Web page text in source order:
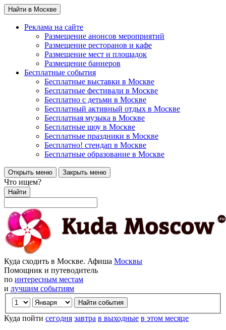
Найти в Москве
Реклама на сайте
Размещение анонсов мероприятий
Размещение ресторанов и кафе
Размещение мест и площадок
Размещение баннеров
Бесплатные события
Бесплатные выставки в Москве
Бесплатные фестивали в Москве
Бесплатно с детьми в Москве
Бесплатный активный отдых в Москве
Бесплатная музыка в Москве
Бесплатные шоу в Москве
Бесплатные праздники в Москве
Бесплатно! стендап в Москве
Бесплатные образование в Москве
Открыть меню Закрыть меню
Что ищем?
Найти
Куда сходить в Москве. Афиша Москвы
Помощник и путеводитель
по интересным местам
и лучшим событиям
Куда пойти сегодня завтра в выходные в этом месяце